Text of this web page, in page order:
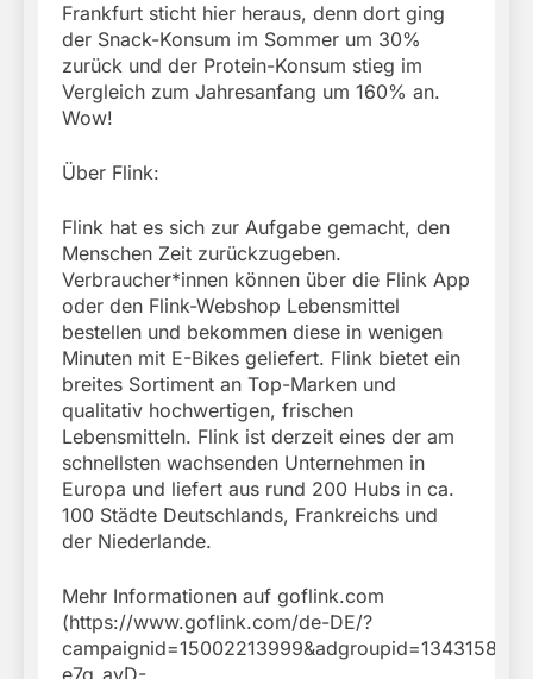
Frankfurt sticht hier heraus, denn dort ging
der Snack-Konsum im Sommer um 30%
zurück und der Protein-Konsum stieg im
Vergleich zum Jahresanfang um 160% an.
Wow!
Über Flink:
Flink hat es sich zur Aufgabe gemacht, den
Menschen Zeit zurückzugeben.
Verbraucher*innen können über die Flink App
oder den Flink-Webshop Lebensmittel
bestellen und bekommen diese in wenigen
Minuten mit E-Bikes geliefert. Flink bietet ein
breites Sortiment an Top-Marken und
qualitativ hochwertigen, frischen
Lebensmitteln. Flink ist derzeit eines der am
schnellsten wachsenden Unternehmen in
Europa und liefert aus rund 200 Hubs in ca.
100 Städte Deutschlands, Frankreichs und
der Niederlande.
Mehr Informationen auf goflink.com
(https://www.goflink.com/de-DE/?